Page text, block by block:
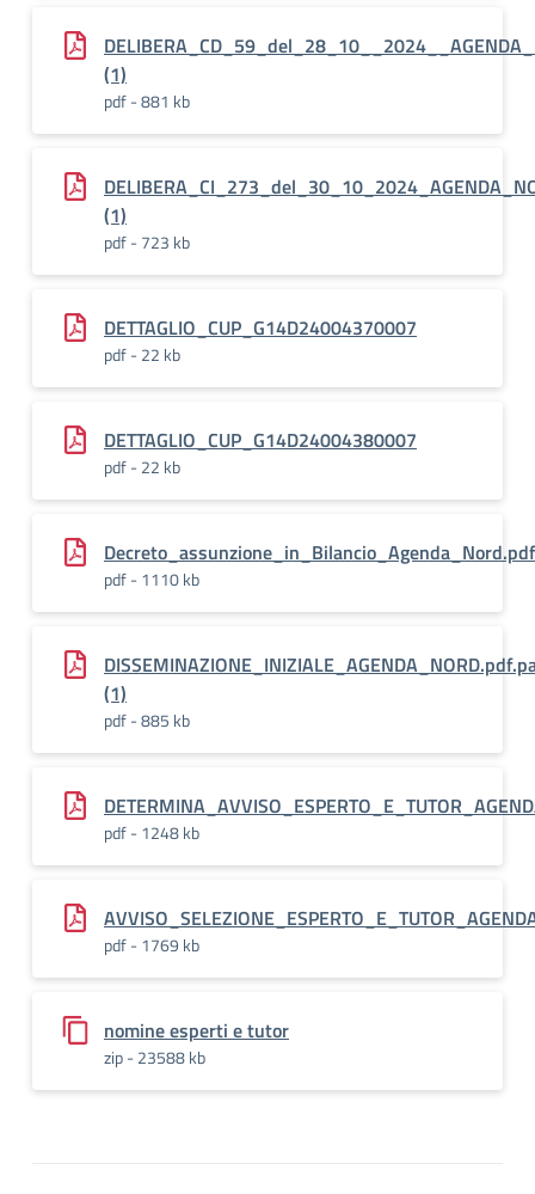
(1)
pdf - 881 kb
(1)
pdf - 723 kb
DETTAGLIO_CUP_G14D24004370007
pdf - 22 kb
DETTAGLIO_CUP_G14D24004380007
pdf - 22 kb
pdf - 1110 kb
(1)
pdf - 885 kb
pdf - 1248 kb
pdf - 1769 kb
nomine esperti e tutor
zip - 23588 kb